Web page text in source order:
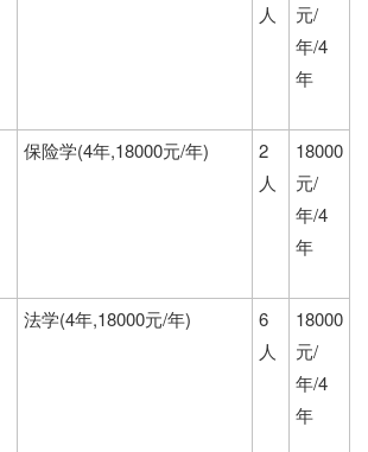
人
元/
年/4
年
保险学(4年,18000元/年)
2
人
18000
元/
年/4
年
法学(4年,18000元/年)
6
人
18000
元/
年/4
年